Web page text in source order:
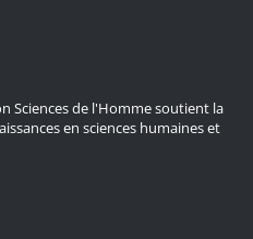
Sciences de l'Homme soutient la
en sciences humaines et